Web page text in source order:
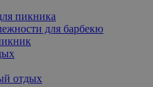
пикника
для барбекю
отдых